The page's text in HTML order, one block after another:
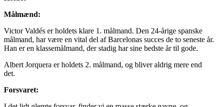
Målmænd:
Victor Valdés er holdets klare 1. målmand. Den 24-årige spanske
målmand, har være en vital del af Barcelonas succes de to seneste år.
Han er en klassemålmand, der stadig har sine bedste år til gode.
Albert Jorquera er holdets 2. målmand, og bliver aldrig mere end
det.
Forsvaret: